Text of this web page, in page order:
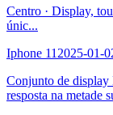
Centro · Display,
únic...
Iphone 11 2025-01-
Conjunto de display
resposta na metade